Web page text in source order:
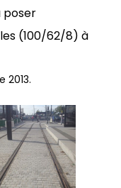
poser
(100/62/8) à
2013.